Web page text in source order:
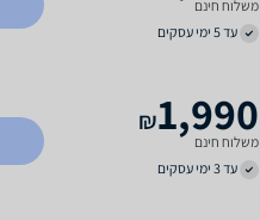
משלוח חינם
עד 5 ימי עסקים
1,990
₪
משלוח חינם
עד 3 ימי עסקים